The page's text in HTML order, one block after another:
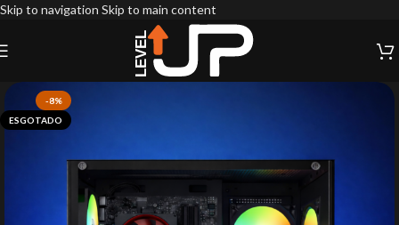
Skip to navigation Skip to main content
-8%
ESGOTADO